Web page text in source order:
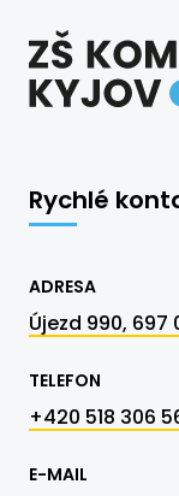
Rychlé
ADRESA
Újezd 990, 697
TELEFON
+420 518 306
E-MAIL